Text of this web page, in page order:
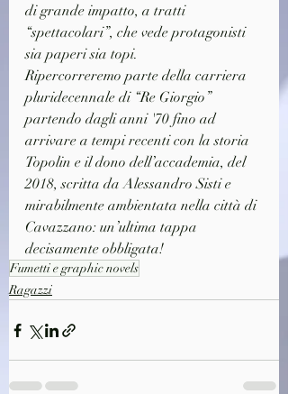
di grande impatto, a tratti
“spettacolari”, che vede protagonisti
sia paperi sia topi.
Ripercorreremo parte della carriera
pluridecennale di “Re Giorgio”
partendo dagli anni '70 fino ad
arrivare a tempi recenti con la storia
Topolin e il dono dell’accademia, del
2018, scritta da Alessandro Sisti e
mirabilmente ambientata nella città di
Cavazzano: un’ultima tappa
decisamente obbligata!
Fumetti e graphic novels
Ragazzi